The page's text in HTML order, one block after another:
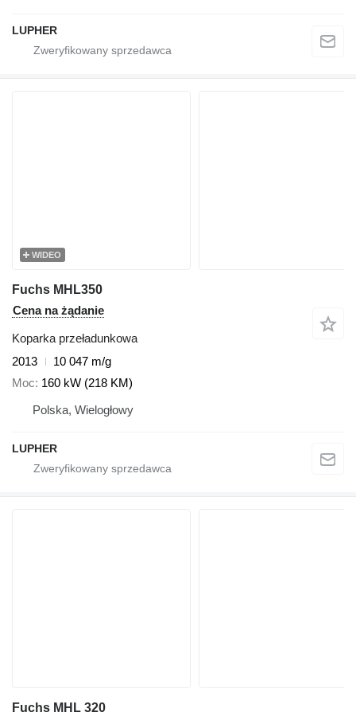
LUPHER
WIDEO
Fuchs MHL350
Cena na żądanie
Koparka przeładunkowa
2013
10 047 m/g
Moc 160 kW (218 KM)
Polska, Wielogłowy
LUPHER
Fuchs MHL 320